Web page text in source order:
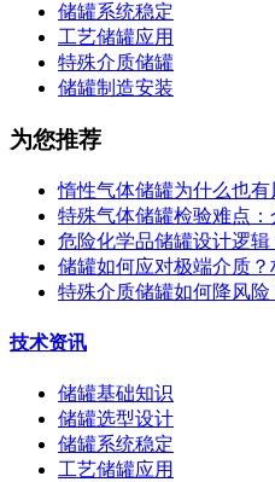
储罐系统稳定
工艺储罐应用
特殊介质储罐
储罐制造安装
为您推荐
惰性气体储罐为什么也
特殊气体储罐检验难点
危险化学品储罐设计逻
储罐如何应对极端介质
特殊介质储罐如何降风
技术资讯
储罐基础知识
储罐选型设计
储罐系统稳定
工艺储罐应用